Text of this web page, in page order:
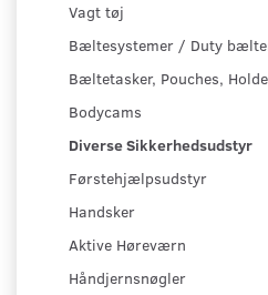
Vagt tøj
Bæltesystemer / Duty
Bæltetasker, Pouches,
Bodycams
Diverse Sikkerhedsudstyr
Førstehjælpsudstyr
Handsker
Aktive Høreværn
Håndjernsnøgler